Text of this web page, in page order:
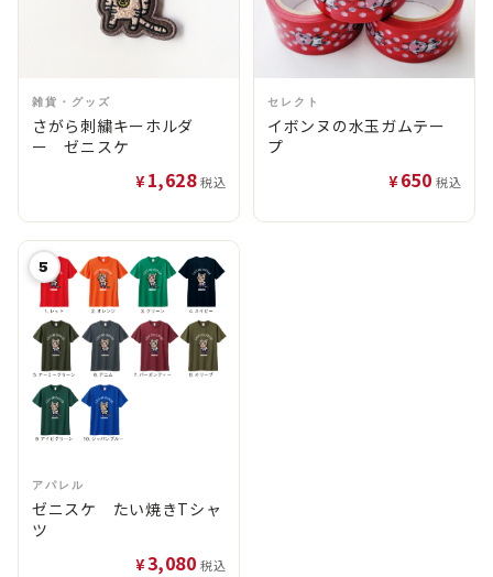
雑貨・グッズ
さがら刺繍キーホルダ
ー ゼニスケ
¥1,628 税込
セレクト
イボンヌの水玉ガムテー
プ
¥650 税込
5
アパレル
ゼニスケ たい焼きTシャ
ツ
¥3,080 税込